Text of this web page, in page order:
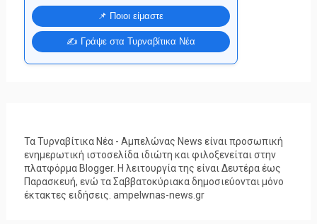
📌 Ποιοι είμαστε
✍️ Γράψε στα Τυρναβίτικα Νέα
Τα Τυρναβίτικα Νέα - Αμπελώνας News είναι προσωπική
ενημερωτική ιστοσελίδα ιδιώτη και φιλοξενείται στην
πλατφόρμα Blogger. Η λειτουργία της είναι Δευτέρα έως
Παρασκευή, ενώ τα Σαββατοκύριακα δημοσιεύονται μόνο
έκτακτες ειδήσεις. ampelwnas-news.gr